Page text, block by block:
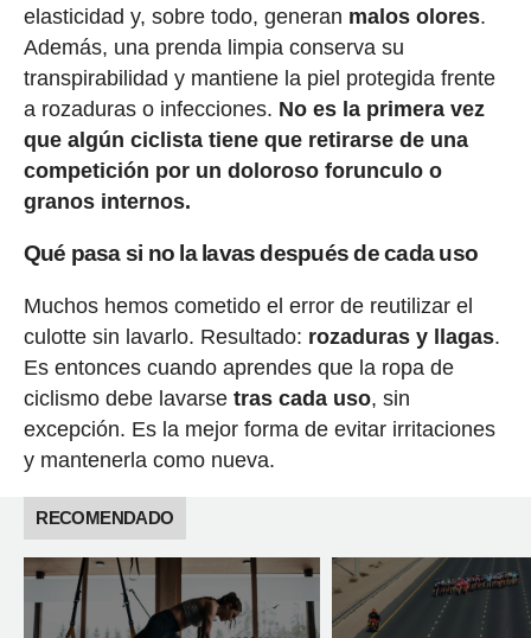
elasticidad y, sobre todo, generan malos olores.
Además, una prenda limpia conserva su
transpirabilidad y mantiene la piel protegida frente
a rozaduras o infecciones. No es la primera vez
que algún ciclista tiene que retirarse de una
competición por un doloroso forunculo o
granos internos.
Qué pasa si no la lavas después de cada uso
Muchos hemos cometido el error de reutilizar el
culotte sin lavarlo. Resultado: rozaduras y llagas.
Es entonces cuando aprendes que la ropa de
ciclismo debe lavarse tras cada uso, sin
excepción. Es la mejor forma de evitar irritaciones
y mantenerla como nueva.
RECOMENDADO